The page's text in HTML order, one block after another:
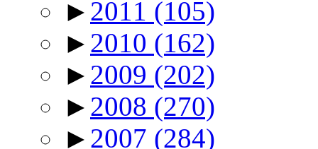
► 2011 (105)
► 2010 (162)
► 2009 (202)
► 2008 (270)
► 2007 (284)